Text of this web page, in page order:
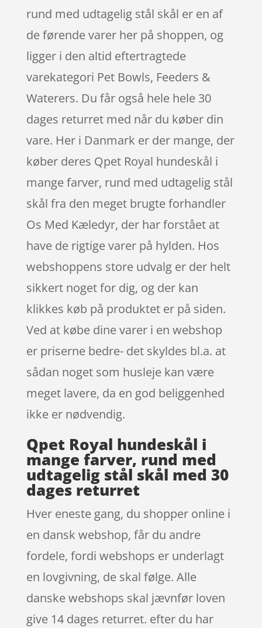
rund med udtagelig stål skål er en af
de førende varer her på shoppen, og
ligger i den altid eftertragtede
varekategori Pet Bowls, Feeders &
Waterers. Du får også hele hele 30
dages returret med når du køber din
vare. Her i Danmark er der mange, der
køber deres Qpet Royal hundeskål i
mange farver, rund med udtagelig stål
skål fra den meget brugte forhandler
Os Med Kæledyr, der har forstået at
have de rigtige varer på hylden. Hos
webshoppens store udvalg er der helt
sikkert noget for dig, og der kan
klikkes køb på produktet er på siden.
Ved at købe dine varer i en webshop
er priserne bedre- det skyldes bl.a. at
sådan noget som husleje kan være
meget lavere, da en god beliggenhed
ikke er nødvendig.
Qpet Royal hundeskål i
mange farver, rund med
udtagelig stål skål med 30
dages returret
Hver eneste gang, du shopper online i
en dansk webshop, får du andre
fordele, fordi webshops er underlagt
en lovgivning, de skal følge. Alle
danske webshops skal jævnfør loven
give 14 dages returret. efter du har